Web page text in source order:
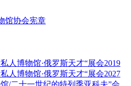
馆协会宪章
人博物馆·俄罗斯天才“展会2019
人博物馆·俄罗斯天才“展会2027
/二十一世纪的特列季亚科夫”会